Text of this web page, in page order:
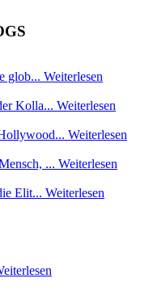
glob... Weiterlesen
Kolla... Weiterlesen
Weiterlesen
... Weiterlesen
Elit... Weiterlesen